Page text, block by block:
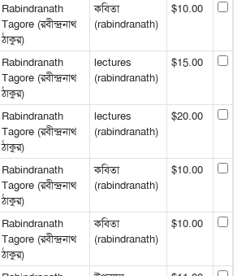
Rabindranath
Tagore (রবীন্দ্রনাথ
ঠাকুর)
কবিতা
(rabindranath)
$10.00
Rabindranath
Tagore (রবীন্দ্রনাথ
ঠাকুর)
lectures
(rabindranath)
$15.00
Rabindranath
Tagore (রবীন্দ্রনাথ
ঠাকুর)
lectures
(rabindranath)
$20.00
Rabindranath
Tagore (রবীন্দ্রনাথ
ঠাকুর)
কবিতা
(rabindranath)
$10.00
Rabindranath
Tagore (রবীন্দ্রনাথ
ঠাকুর)
কবিতা
(rabindranath)
$10.00